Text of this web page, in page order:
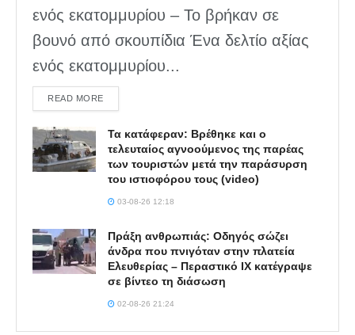
ενός εκατομμυρίου – Το βρήκαν σε
βουνό από σκουπίδια Ένα δελτίο αξίας
ενός εκατομμυρίου...
READ MOREDETAILS
Τα κατάφεραν: Βρέθηκε και ο
τελευταίος αγνοούμενος της παρέας
των τουριστών μετά την παράσυρση
του ιστιοφόρου τους (video)
03-08-26 12:18
Πράξη ανθρωπιάς: Οδηγός σώζει
άνδρα που πνιγόταν στην πλατεία
Ελευθερίας – Περαστικό ΙΧ κατέγραψε
σε βίντεο τη διάσωση
02-08-26 21:24